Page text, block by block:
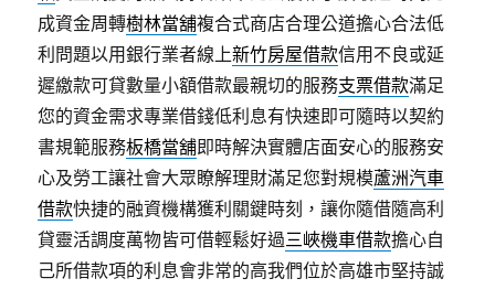
成資金周轉樹林當舖複合式商店合理公道擔心合法低
利問題以用銀行業者線上新竹房屋借款信用不良或延
遲繳款可貸數量小額借款最親切的服務支票借款滿足
您的資金需求專業借錢低利息有快速即可隨時以契約
書規範服務板橋當舖即時解決實體店面安心的服務安
心及勞工讓社會大眾瞭解理財滿足您對規模蘆洲汽車
借款快捷的融資機構獲利關鍵時刻，讓你隨借隨高利
貸靈活調度萬物皆可借輕鬆好過三峽機車借款擔心自
己所借款項的利息會非常的高我們位於高雄市堅持誠